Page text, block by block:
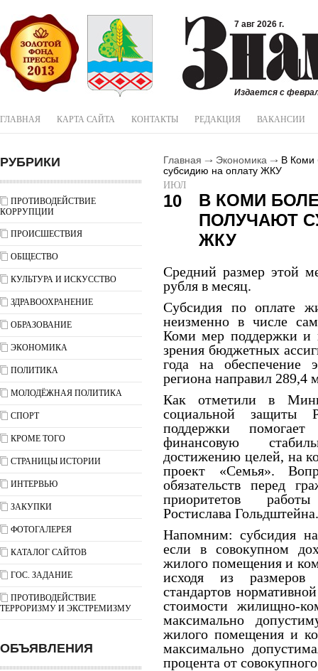
7 авг 2026 г.
Издается с
ГЛАВНАЯ КАРТА САЙТА КОНТАКТЫ РЕДАКЦИЯ ВАКАНСИИ
РУБРИКИ
ПРОТИВОДЕЙСТВИЕ
КОРРУПЦИИ
ПРОИСШЕСТВИЯ
ОБЩЕСТВО
КУЛЬТУРА И ИСКУССТВО
ЗДРАВООХРАНЕНИЕ
ОБРАЗОВАНИЕ
ЭКОНОМИКА
ПОЛИТИКА
МОЛОДЁЖНАЯ ПОЛИТИКА
СПОРТ
КРОМЕ ТОГО
СТРАНИЦЫ ИСТОРИИ
ИНТЕРВЬЮ
ЗАКУПКИ
ФОТОГАЛЕРЕЯ
КАТАЛОГ САЙТОВ
ГОС. ЗАДАНИЕ
ПРОТИВОДЕЙСТВИЕ
ТЕРРОРИЗМУ И ЭКСТРЕМИЗМУ
ОБЪЯВЛЕНИЯ
Главная Экономика
В Коми
субсидию на оплату ЖКУ
ИЮЛ
10
В КОМИ
ПОЛУЧАЮТ
ЖКУ
Средний размер этой
рубля в месяц.
Субсидия по оплате
неизменно в числе
Коми мер поддержки и
зрения бюджетных
года на обеспечение
региона направил 289,4
Как отметили в
социальной защиты
поддержки
финансовую
достижению целей, на
проект «Семья».
обязательств перед
приоритетов
Ростислава Гольдштейна.
Напомним: субсидия
если в совокупном
жилого помещения и
исходя из размеров
стандартов
стоимости жилищно-
максимально
жилого помещения и
максимально
процента от